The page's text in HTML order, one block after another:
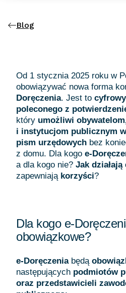
Blog
Od 1 stycznia 2025 roku w
obowiązywać nowa forma
Doręczenia. Jest to
poleconego z
który umożliwi
i instytucjom publicznym
pism urzędowych bez
z domu. Dla kogo e-
a dla kogo nie? Jak
zapewniają korzyści?
Dla kogo e-
obowiązkowe?
e-Doręczeniabędą
następujących podmiotów
oraz przedstawicieli